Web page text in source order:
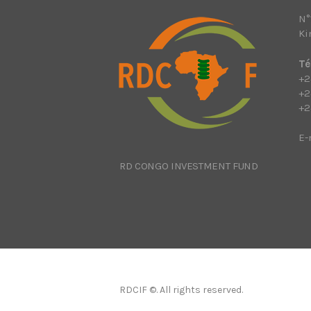
RD CONGO INVESTMENT FUND
RDCIF ©. All rights reserved.